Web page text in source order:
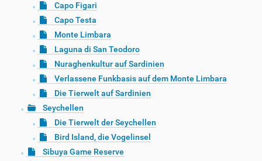
Capo Figari
Capo Testa
Monte Limbara
Laguna di San Teodoro
Nuraghenkultur auf Sardinien
Verlassene Funkbasis auf dem Monte Limbara
Die Tierwelt auf Sardinien
Seychellen
Die Tierwelt der Seychellen
Bird Island, die Vogelinsel
Sibuya Game Reserve